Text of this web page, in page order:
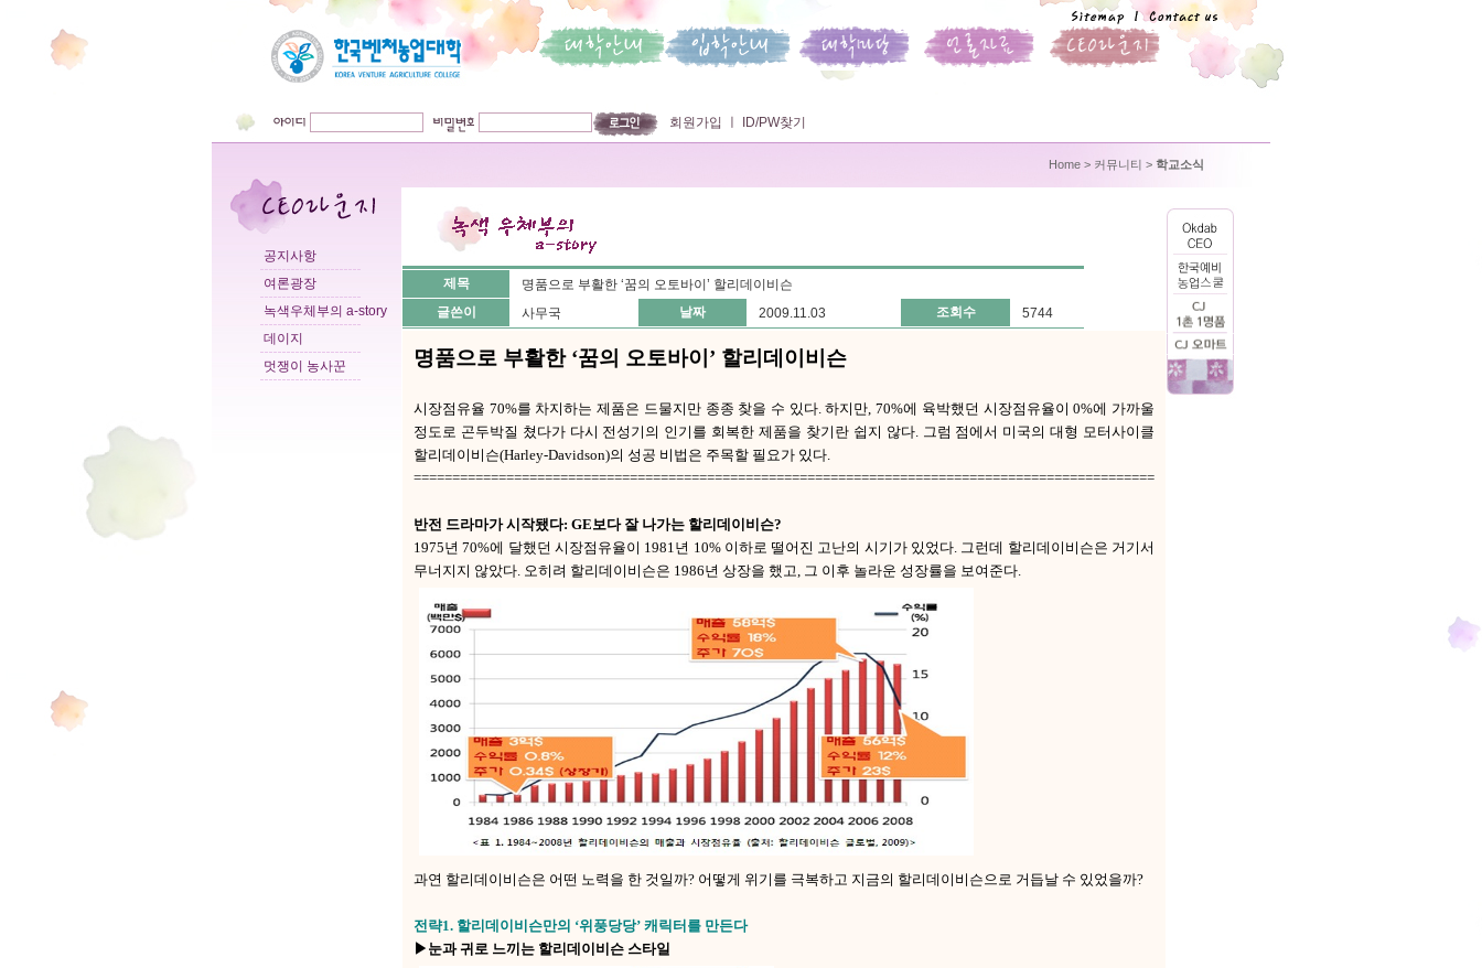
회원가입 ID/PW찾기
공지사항
여론광장
녹색우체부의 a-story
데이지
멋쟁이 농사꾼
Home > 커뮤니티 > 학교소식
제목
명품으로 부활한 ‘꿈의 오토바이’ 할리데이비슨
글쓴이
사무국 날짜 2009.11.03 조회수 5744
명품으로 부활한 ‘꿈의 오토바이’ 할리데이비슨
시장점유율 70%를 차지하는 제품은 드물지만 종종 찾을 수 있다. 하지만, 70%에 육박했던 시장점유율이 0%에 가까울
정도로 곤두박질 쳤다가 다시 전성기의 인기를 회복한 제품을 찾기란 쉽지 않다. 그럼 점에서 미국의 대형 모터사이클
할리데이비슨(Harley-Davidson)의 성공 비법은 주목할 필요가 있다.
================================================================================================
반전 드라마가 시작됐다: GE보다 잘 나가는 할리데이비슨?
1975년 70%에 달했던 시장점유율이 1981년 10% 이하로 떨어진 고난의 시기가 있었다. 그런데 할리데이비슨은 거기서
무너지지 않았다. 오히려 할리데이비슨은 1986년 상장을 했고, 그 이후 놀라운 성장률을 보여준다.
과연 할리데이비슨은 어떤 노력을 한 것일까? 어떻게 위기를 극복하고 지금의 할리데이비슨으로 거듭날 수 있었을까?
전략1. 할리데이비슨만의 ‘위풍당당’ 캐릭터를 만든다
▶눈과 귀로 느끼는 할리데이비슨 스타일